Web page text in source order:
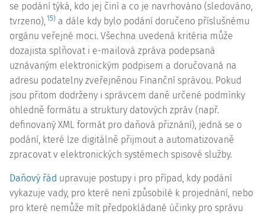
se podání týká, kdo jej činí a co je navrhováno (sledováno,
tvrzeno),15) a dále kdy bylo podání doručeno příslušnému
orgánu veřejné moci. Všechna uvedená kritéria může
dozajista splňovat i e-mailová zpráva podepsaná
uznávaným elektronickým podpisem a doručovaná na
adresu podatelny zveřejněnou Finanční správou. Pokud
jsou přitom dodrženy i správcem daně určené podmínky
ohledně formátu a struktury datových zpráv (např.
definovaný XML formát pro daňová přiznání), jedná se o
podání, které lze digitálně přijmout a automatizovaně
zpracovat v elektronických systémech spisové služby.
Daňový řád upravuje postupy i pro případ, kdy podání
vykazuje vady, pro které není způsobilé k projednání, nebo
pro které nemůže mít předpokládané účinky pro správu